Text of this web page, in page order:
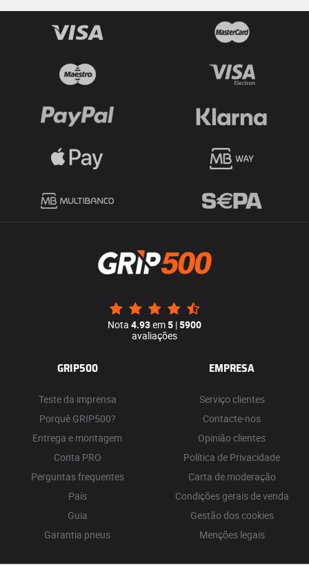
Nota 4.93em5 |5900
avaliações
GRIP500
Teste da imprensa
Porquê GRIP500?
Entrega e montagem
Conta PRO
Perguntas frequentes
País
Guia
Garantia pneus
EMPRESA
Serviço clientes
Contacte-nos
Opinião clientes
Política de Privacidade
Carta de moderação
Condições gerais de venda
Gestão dos cookies
Menções legais